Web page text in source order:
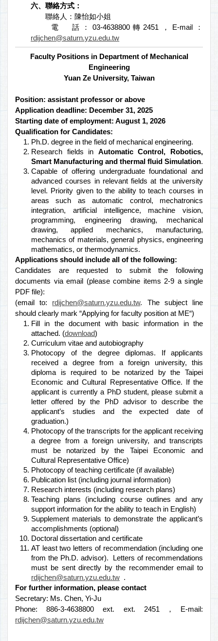
六、聯絡方式：
聯絡人：陳怡如小姐
電 話：03-4638800轉2451，E-mail：
rdijchen@saturn.yzu.edu.tw
Faculty Positions in Department of Mechanical
Engineering
Yuan Ze University, Taiwan
Position: assistant professor or above
Application deadline: December 31, 2025
Starting date of employment: August 1, 2026
Qualification for Candidates:
Ph.D. degree in the field of mechanical engineering.
Research fields in Automatic Control, Robotics,
Smart Manufacturing and thermal fluid Simulation.
Capable of offering undergraduate foundational and
advanced courses in relevant fields at the university
level. Priority given to the ability to teach courses in
areas such as automatic control, mechatronics
integration, artificial intelligence, machine vision,
programming, engineering drawing, mechanical
drawing, applied mechanics, manufacturing,
mechanics of materials, general physics, engineering
mathematics, or thermodynamics.
Applications should include all of the following:
Candidates are requested to submit the following
documents via email (please combine items 2-9 a single
PDF file):
(email to: rdijchen@saturn.yzu.edu.tw. The subject line
should clearly mark “Applying for faculty position at ME“)
Fill in the document with basic information in the
attached. (download)
Curriculum vitae and autobiography
Photocopy of the degree diplomas. If applicants
received a degree from a foreign university, this
diploma is required to be notarized by the Taipei
Economic and Cultural Representative Office. If the
applicant is currently a PhD student, please submit a
letter offered by the PhD advisor to describe the
applicant’s studies and the expected date of
graduation.)
Photocopy of the transcripts for the applicant receiving
a degree from a foreign university, and transcripts
must be notarized by the Taipei Economic and
Cultural Representative Office)
Photocopy of teaching certificate (if available)
Publication list (including journal information)
Research interests (including research plans)
Teaching plans (including course outlines and any
support information for the ability to teach in English)
Supplement materials to demonstrate the applicant’s
accomplishments (optional)
Doctoral dissertation and certificate
AT least two letters of recommendation (including one
from the Ph.D. advisor). Letters of recommendations
must be sent directly by the recommender email to
rdijchen@saturn.yzu.edu.tw .
For further information, please contact
Secretary: Ms. Chen, Yi-Ju
Phone: 886-3-4638800 ext. ext. 2451，E-mail:
rdijchen@saturn.yzu.edu.tw